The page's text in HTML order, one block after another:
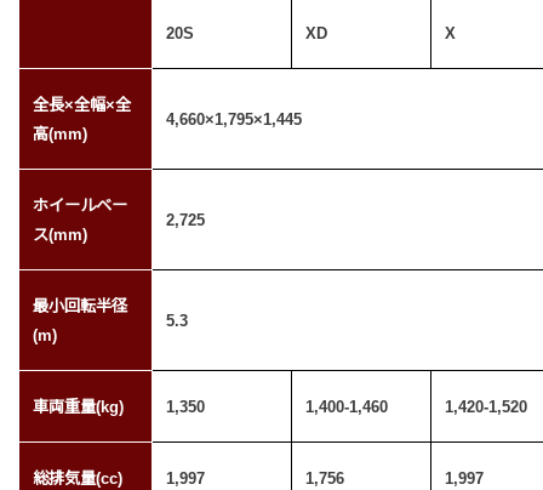
20S XD X
全長×全幅×全
高(mm)
4,660×1,795×1,445
ホイールベー
ス(mm)
2,725
最小回転半径
(m)
5.3
車両重量(kg) 1,350 1,400-1,460 1,420-1,520
総排気量(cc) 1,997 1,756 1,997